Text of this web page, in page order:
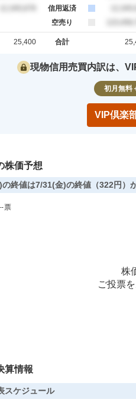
信用返済
空売り
合計
25,400
売約定 合計
現物信用売買内訳は、
初月無料
VIP倶楽
株価予想
終値は7/31(金)の終値（322円）
票
株
ご投票
算情報
スケジュール